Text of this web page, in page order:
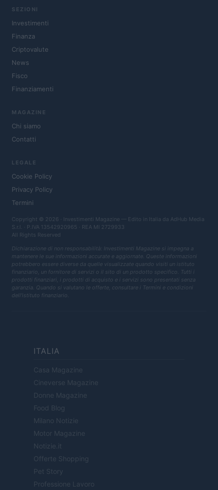
SEZIONI
Investimenti
Finanza
Criptovalute
News
Fisco
Finanziamenti
MAGAZINE
Chi siamo
Contatti
LEGALE
Cookie Policy
Privacy Policy
Termini
Copyright © 2026 · Investimenti Magazine — Edito in Italia da AdHub Media
S.r.l. · P.IVA 13542920965 · REA MI 2729933
All Rights Reserved
Dichiarazione di non responsabilità: Investimenti Magazine si impegna a
mantenere le sue informazioni accurate e aggiornate. Queste informazioni
potrebbero essere diverse da quelle visualizzate quando visiti un istituto
finanziario, un fornitore di servizi o il sito di un prodotto specifico. Tutti i
prodotti finanziari, i prodotti di acquisto e i servizi sono presentati senza
garanzia. Quando si valutano le offerte, consultare i Termini e condizioni
dell'istituto finanziario.
ITALIA
Casa Magazine
Cineverse Magazine
Donne Magazine
Food Blog
Milano Notizie
Motor Magazine
Notizie.it
Offerte Shopping
Pet Story
Professione Lavoro